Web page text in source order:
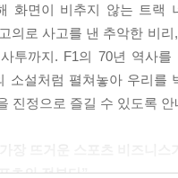
화면이 비추지 않는 트랙
의로 사고를 낸 추악한 비리
투까지. F1의 70년 역사
소설처럼 펼쳐놓아 우리
진정으로 즐길 수 있도록
츠의 전부다”